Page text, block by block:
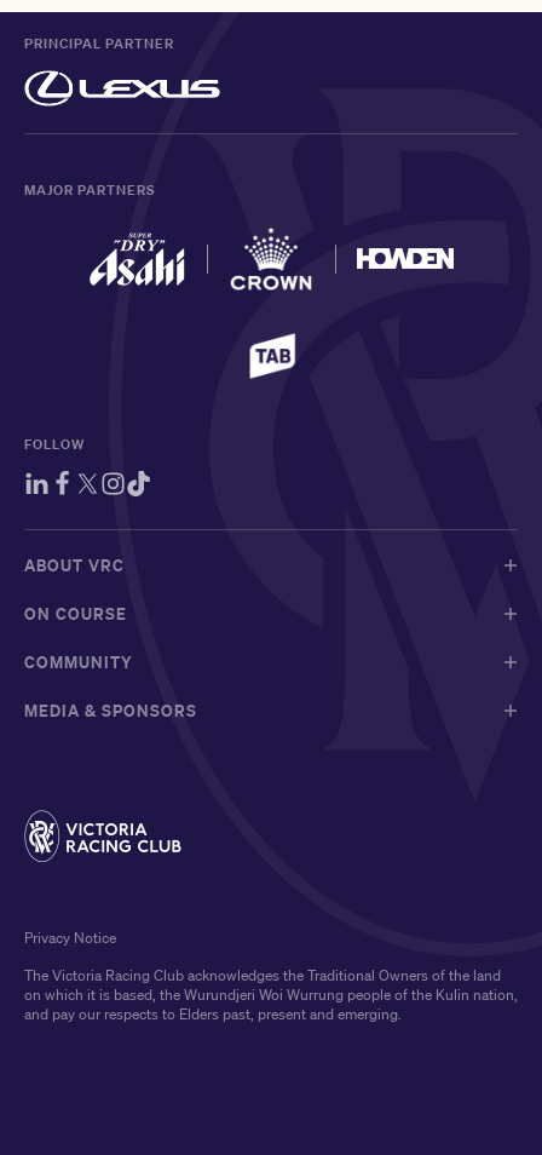
PRINCIPAL PARTNER
MAJOR PARTNERS
FOLLOW
ABOUT VRC
ON COURSE
COMMUNITY
MEDIA & SPONSORS
The Victoria Racing Club acknowledges the Traditional Owners of the land
on which it is based, the Wurundjeri Woi Wurrung people of the Kulin nation,
and pay our respects to Elders past, present and emerging.
Privacy Notice